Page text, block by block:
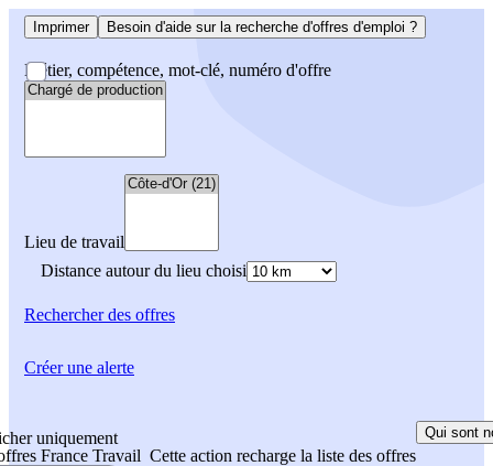
Imprimer Besoin d'aide sur la recherche d'offres d'emploi ?
Métier, compétence, mot-clé, numéro d'offre
Lieu de travail
Distance autour du lieu choisi
Rechercherdes offres
uniquement
France Travail Cette action recharge la liste des offres
Qui sont
Créer une alerte